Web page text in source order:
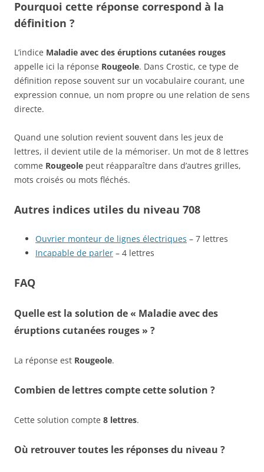
Pourquoi cette réponse correspond à la
définition ?
L’indice Maladie avec des éruptions cutanées rouges
appelle ici la réponse Rougeole. Dans Crostic, ce type de
définition repose souvent sur un vocabulaire courant, une
expression connue, un nom propre ou une relation de sens
directe.
Quand une solution revient souvent dans les jeux de
lettres, il devient utile de la mémoriser. Un mot de 8 lettres
comme Rougeole peut réapparaître dans d’autres grilles,
mots croisés ou mots fléchés.
Autres indices utiles du niveau 708
Ouvrier monteur de lignes électriques – 7 lettres
Incapable de parler – 4 lettres
FAQ
Quelle est la solution de « Maladie avec des
éruptions cutanées rouges » ?
La réponse est Rougeole.
Combien de lettres compte cette solution ?
Cette solution compte 8 lettres.
Où retrouver toutes les réponses du niveau ?